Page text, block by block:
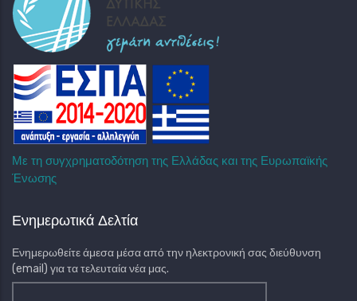
Με τη συγχρηματοδότηση της Ελλάδας και της Ευρωπαϊκής
Ένωσης
Ενημερωτικά Δελτία
Ενημερωθείτε άμεσα μέσα από την ηλεκτρονική σας διεύθυνση
(email) για τα τελευταία νέα μας.